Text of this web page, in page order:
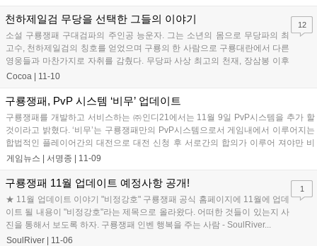
천하제일검 무당을 선택한 그들의 이야기
소설 구룡쟁패 구대검파의 주인공 능운자. 그는 소년의 몸으로 무당파의 최
고수, 천하제일검의 칭호를 얻었으며 구룡의 한 사람으로 구룡대란에서 다른
영웅들과 마찬가지로 자취를 감췄다. 무당파 사상 최고의 천재, 장삼봉 이후
최고의 검객이라는 천하제일검 ...
Cocoa 11-10
12
구룡쟁패, PvP 시스템 ‘비무’ 업데이트
구룡쟁패를 개발하고 서비스하는 ㈜인디21에서는 11월 9일 PvP시스템을 추가 할
것이라고 밝혔다. ‘비무’는 구룡쟁패만의 PvP시스템으로서 게임내에서 이루어지는
합법적인 플레이어간의 대전으로 대전 신청 후 서로간의 합의가 이루어 져야만 비
무장으로 입장 할 수 있다....
게임뉴스 | 서명종 11-09
구룡쟁패 11월 업데이트 예정사항 공개!
★ 11월 업데이트 이야기 "비정강호" 구룡쟁패 공식 홈페이지에 11월에 업데
이트 될 내용이 "비정강호"라는 제목으로 올라왔다. 어떠한 것들이 있는지 사
진을 통해서 보도록 하자. 구룡쟁패 인벤 행복을 주는 사람 - SoulRiver...
SoulRiver
11-06
1